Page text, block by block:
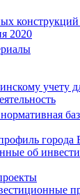
конструкций
2020
учету
города
об